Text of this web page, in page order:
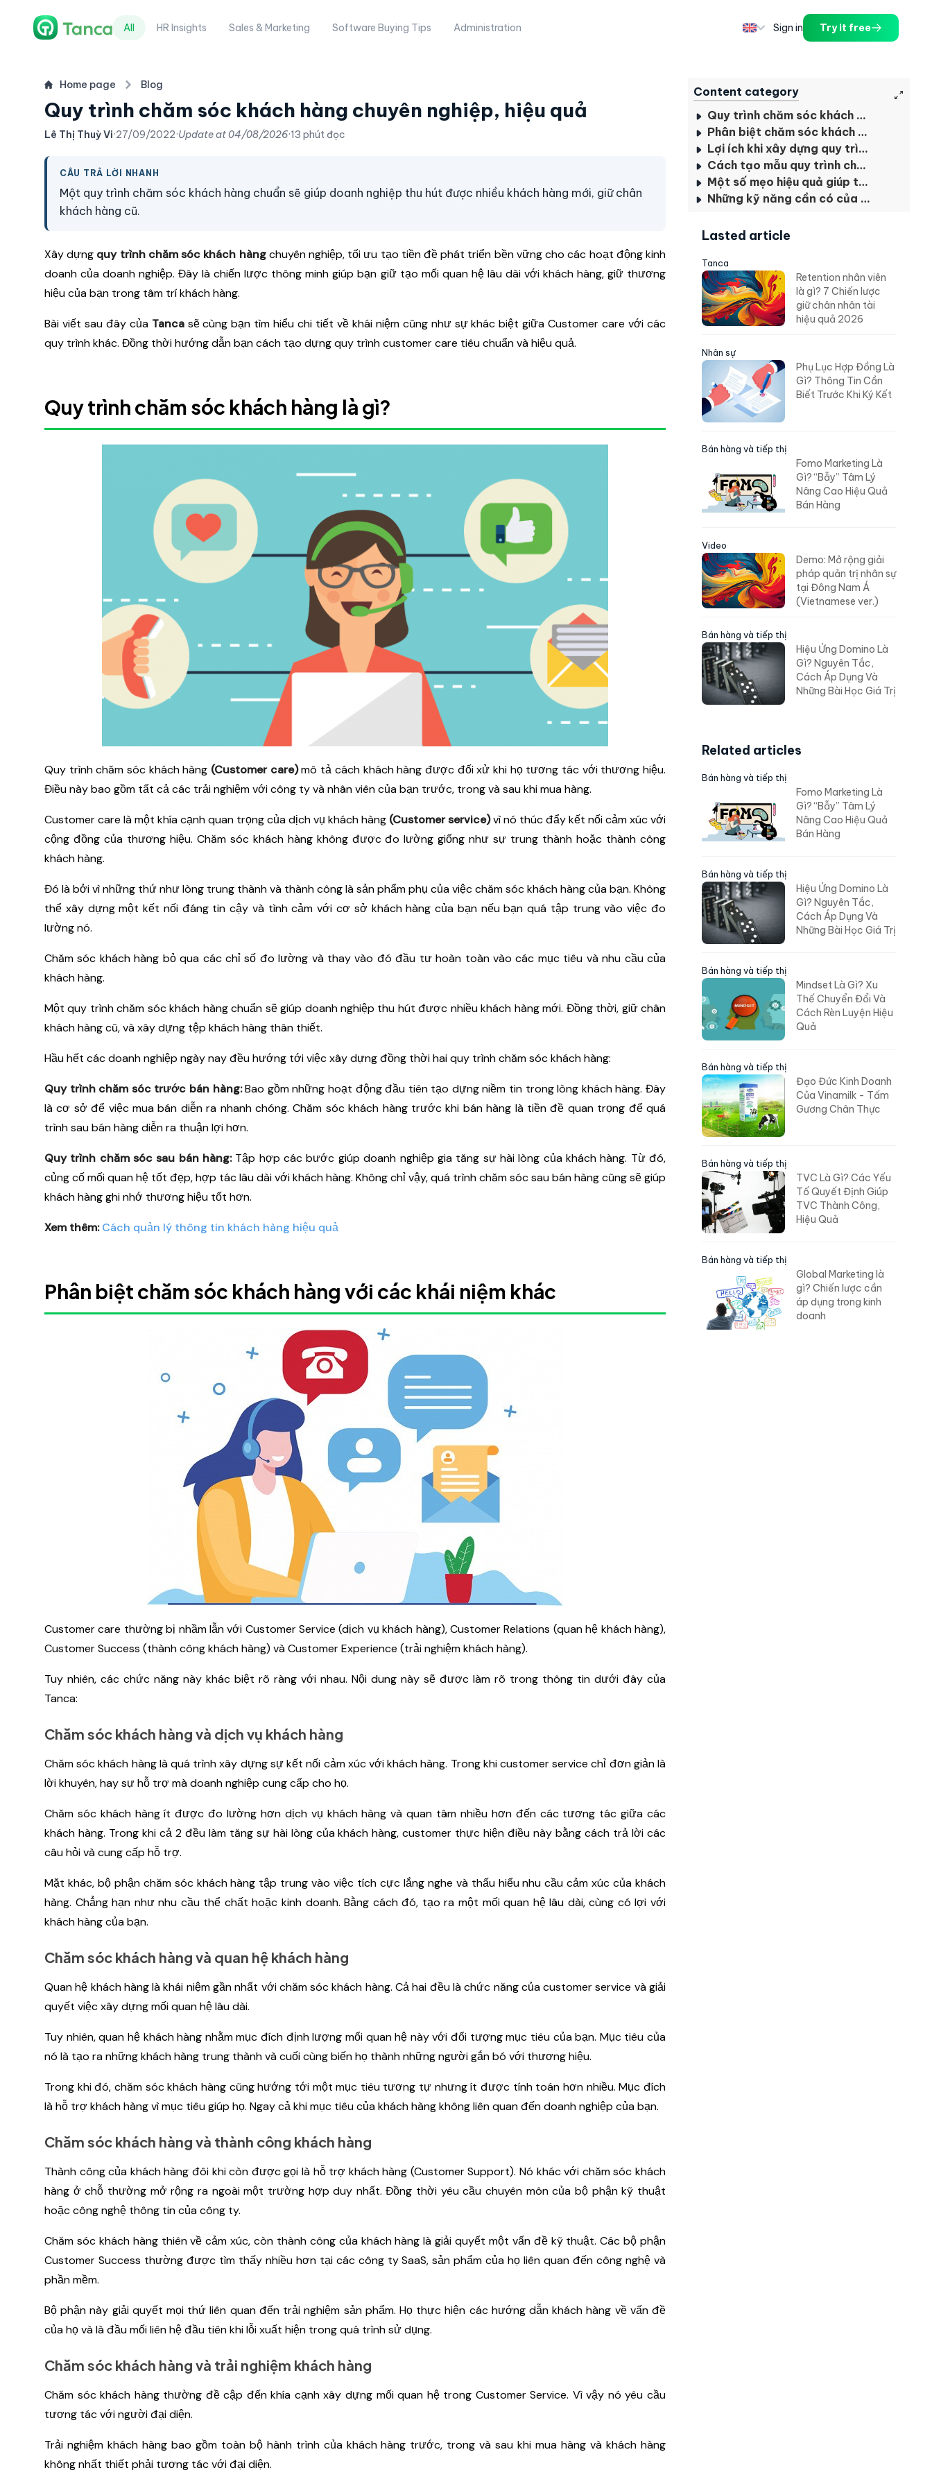
All HR Insights Sales & Marketing Software Buying Tips Administration Sign in Try it free
Home page Blog
Quy trình chăm sóc khách hàng chuyên nghiệp, hiệu quả
Lê Thị Thuỳ Vi·27/09/2022·Update at04/08/2026·13 phút đọc
CÂU TRẢ LỜI NHANH
Một quy trình chăm sóc khách hàng chuẩn sẽ giúp doanh nghiệp thu hút được nhiều khách hàng mới, giữ chân
khách hàng cũ.
Xây dựng quy trình chăm sóc khách hàngchuyên nghiệp, tối ưu tạo tiền đề phát triển bền vững cho các hoạt động kinh
doanh của doanh nghiệp. Đây là chiến lược thông minh giúp bạn giữ tạo mối quan hệ lâu dài với khách hàng, giữ thương
hiệu của bạn trong tâm trí khách hàng.
Bài viết sau đây của Tancasẽ cùng bạn tìm hiểu chi tiết về khái niệm cũng như sự khác biệt giữa Customer care với các
quy trình khác. Đồng thời hướng dẫn bạn cách tạo dựng quy trình customer care tiêu chuẩn và hiệu quả.
Quy trình chăm sóc khách hàng là gì?
Quy trình chăm sóc khách hàng (Customer care)mô tả cách khách hàng được đối xử khi họ tương tác với thương hiệu.
Điều này bao gồm tất cả các trải nghiệm với công ty và nhân viên của bạn trước, trong và sau khi mua hàng.
Customer care là một khía cạnh quan trọng của dịch vụ khách hàng (Customer service)vì nó thúc đẩy kết nối cảm xúc với
cộng đồng của thương hiệu. Chăm sóc khách hàng không được đo lường giống như sự trung thành hoặc thành công
khách hàng.
Đó là bởi vì những thứ như lòng trung thành và thành công là sản phẩm phụ của việc chăm sóc khách hàng của bạn. Không
thể xây dựng một kết nối đáng tin cậy và tình cảm với cơ sở khách hàng của bạn nếu bạn quá tập trung vào việc đo
lường nó.
Chăm sóc khách hàng bỏ qua các chỉ số đo lường và thay vào đó đầu tư hoàn toàn vào các mục tiêu và nhu cầu của
khách hàng.
Một quy trình chăm sóc khách hàng chuẩn sẽ giúp doanh nghiệp thu hút được nhiều khách hàng mới. Đồng thời, giữ chân
khách hàng cũ, và xây dựng tệp khách hàng thân thiết.
Hầu hết các doanh nghiệp ngày nay đều hướng tới việc xây dựng đồng thời hai quy trình chăm sóc khách hàng:
Quy trình chăm sóc trước bán hàng:Bao gồm những hoạt động đầu tiên tạo dựng niềm tin trong lòng khách hàng. Đây
là cơ sở để việc mua bán diễn ra nhanh chóng. Chăm sóc khách hàng trước khi bán hàng là tiền đề quan trọng để quá
trình sau bán hàng diễn ra thuận lợi hơn.
Quy trình chăm sóc sau bán hàng:Tập hợp các bước giúp doanh nghiệp gia tăng sự hài lòng của khách hàng. Từ đó,
củng cố mối quan hệ tốt đẹp, hợp tác lâu dài với khách hàng. Không chỉ vậy, quá trình chăm sóc sau bán hàng cũng sẽ giúp
khách hàng ghi nhớ thương hiệu tốt hơn.
Xem thêm: Cách quản lý thông tin khách hàng hiệu quả
Phân biệt chăm sóc khách hàng với các khái niệm khác
Customer care thường bị nhầm lẫn với Customer Service (dịch vụ khách hàng), Customer Relations (quan hệ khách hàng),
Customer Success (thành công khách hàng) và Customer Experience (trải nghiệm khách hàng).
Tuy nhiên, các chức năng này khác biệt rõ ràng với nhau. Nội dung này sẽ được làm rõ trong thông tin dưới đây của
Tanca:
Chăm sóc khách hàng và dịch vụ khách hàng
Chăm sóc khách hàng là quá trình xây dựng sự kết nối cảm xúc với khách hàng. Trong khi customer service chỉ đơn giản là
lời khuyên, hay sự hỗ trợ mà doanh nghiệp cung cấp cho họ.
Chăm sóc khách hàng ít được đo lường hơn dịch vụ khách hàng và quan tâm nhiều hơn đến các tương tác giữa các
khách hàng. Trong khi cả 2 đều làm tăng sự hài lòng của khách hàng, customer thực hiện điều này bằng cách trả lời các
câu hỏi và cung cấp hỗ trợ.
Mặt khác, bộ phận chăm sóc khách hàng tập trung vào việc tích cực lắng nghe và thấu hiểu nhu cầu cảm xúc của khách
hàng. Chẳng hạn như nhu cầu thể chất hoặc kinh doanh. Bằng cách đó, tạo ra một mối quan hệ lâu dài, cùng có lợi với
khách hàng của bạn.
Chăm sóc khách hàng và quan hệ khách hàng
Quan hệ khách hàng là khái niệm gần nhất với chăm sóc khách hàng. Cả hai đều là chức năng của customer service và giải
quyết việc xây dựng mối quan hệ lâu dài.
Tuy nhiên, quan hệ khách hàng nhằm mục đích định lượng mối quan hệ này với đối tượng mục tiêu của bạn. Mục tiêu của
nó là tạo ra những khách hàng trung thành và cuối cùng biến họ thành những người gắn bó với thương hiệu.
Trong khi đó, chăm sóc khách hàng cũng hướng tới một mục tiêu tương tự nhưng ít được tính toán hơn nhiều. Mục đích
là hỗ trợ khách hàng vì mục tiêu giúp họ. Ngay cả khi mục tiêu của khách hàng không liên quan đến doanh nghiệp của bạn.
Chăm sóc khách hàng và thành công khách hàng
Thành công của khách hàng đôi khi còn được gọi là hỗ trợ khách hàng (Customer Support). Nó khác với chăm sóc khách
hàng ở chỗ thường mở rộng ra ngoài một trường hợp duy nhất. Đồng thời yêu cầu chuyên môn của bộ phận kỹ thuật
hoặc công nghệ thông tin của công ty.
Chăm sóc khách hàng thiên về cảm xúc, còn thành công của khách hàng là giải quyết một vấn đề kỹ thuật. Các bộ phận
Customer Success thường được tìm thấy nhiều hơn tại các công ty SaaS, sản phẩm của họ liên quan đến công nghệ và
phần mềm.
Bộ phận này giải quyết mọi thứ liên quan đến trải nghiệm sản phẩm. Họ thực hiện các hướng dẫn khách hàng về vấn đề
của họ và là đầu mối liên hệ đầu tiên khi lỗi xuất hiện trong quá trình sử dụng.
Chăm sóc khách hàng và trải nghiệm khách hàng
Chăm sóc khách hàng thường đề cập đến khía cạnh xây dựng mối quan hệ trong Customer Service. Vì vậy nó yêu cầu
tương tác với người đại diện.
Trải nghiệm khách hàng bao gồm toàn bộ hành trình của khách hàng trước, trong và sau khi mua hàng và khách hàng
không nhất thiết phải tương tác với đại diện.
Content category
Quy trình chăm sóc khách hàng là gì?
Phân biệt chăm sóc khách hàng với các khái niệm khác
Lợi ích khi xây dựng quy trình chăm sóc khách hàng
Cách tạo mẫu quy trình chăm sóc khách hàng tiêu chuẩn
Một số mẹo hiệu quả giúp tối ưu quy trình Customer Care
Những kỹ năng cần có của một nhân viên chăm sóc khách hàng
Lasted article
Tanca
Retention nhân viên
là gì? 7 Chiến lược
giữ chân nhân tài
hiệu quả 2026
Nhân sự
Phụ Lục Hợp Đồng Là
Gì? Thông Tin Cần
Biết Trước Khi Ký Kết
Bán hàng và tiếp thị
Fomo Marketing Là
Gì? “Bẫy” Tâm Lý
Nâng Cao Hiệu Quả
Bán Hàng
Video
Demo: Mở rộng giải
pháp quản trị nhân sự
tại Đông Nam Á
(Vietnamese ver.)
Bán hàng và tiếp thị
Hiệu Ứng Domino Là
Gì? Nguyên Tắc,
Cách Áp Dụng Và
Những Bài Học Giá Trị
Related articles
Bán hàng và tiếp thị
Fomo Marketing Là
Gì? “Bẫy” Tâm Lý
Nâng Cao Hiệu Quả
Bán Hàng
Bán hàng và tiếp thị
Hiệu Ứng Domino Là
Gì? Nguyên Tắc,
Cách Áp Dụng Và
Những Bài Học Giá Trị
Bán hàng và tiếp thị
Mindset Là Gì? Xu
Thế Chuyển Đổi Và
Cách Rèn Luyện Hiệu
Quả
Bán hàng và tiếp thị
Đạo Đức Kinh Doanh
Của Vinamilk - Tấm
Gương Chân Thực
Bán hàng và tiếp thị
TVC Là Gì? Các Yếu
Tố Quyết Định Giúp
TVC Thành Công,
Hiệu Quả
Bán hàng và tiếp thị
Global Marketing là
gì? Chiến lược cần
áp dụng trong kinh
doanh